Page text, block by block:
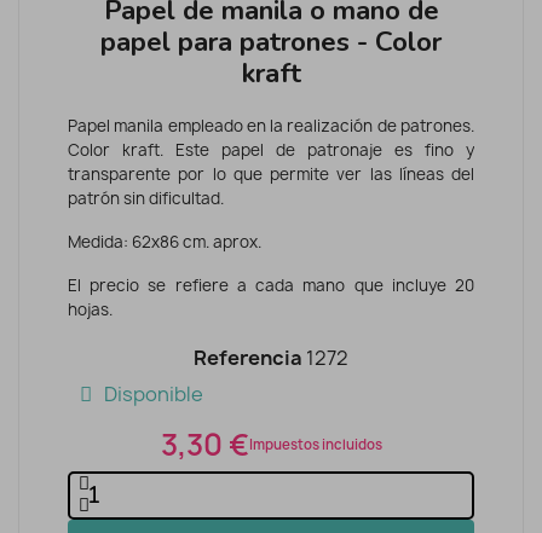
Papel de manila o mano de
papel para patrones - Color
kraft
Papel manila empleado en la realización de patrones.
Color kraft. Este papel de patronaje es fino y
transparente por lo que permite ver las líneas del
patrón sin dificultad.
Medida: 62x86 cm. aprox.
El precio se refiere a cada mano que incluye 20
hojas.
Referencia 1272
Disponible
3,30 €Impuestos incluidos